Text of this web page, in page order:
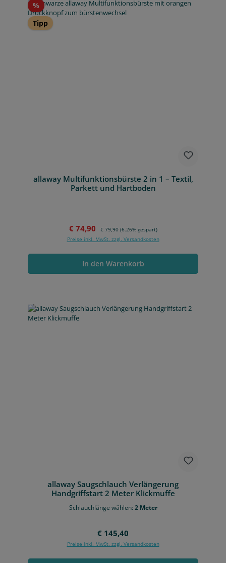
%Rabatt
Tipp
allaway Multifunktionsbürste 2 in 1 – Textil,
Parkett und Hartboden
Verkaufspreis:
€ 74,90 € 79,90 (6.26% gespart)
Preise inkl. MwSt. zzgl. Versandkosten
In den Warenkorb
allaway Saugschlauch Verlängerung
Handgriffstart 2 Meter Klickmuffe
Schlauchlänge wählen: 2 Meter
Regulärer Preis:
€ 145,40
Preise inkl. MwSt. zzgl. Versandkosten